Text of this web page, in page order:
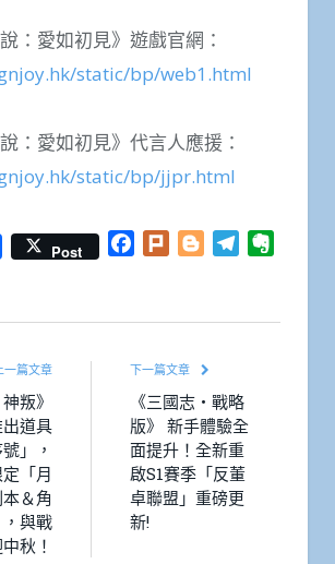
：愛如初見》遊戲官網：
static/bp/web1.html
說：愛如初見》代言人應援：
static/bp/jjpr.html
Post Facebook
Plurk BloggerTelegram
一篇文章
叛》
道具
」，
「月
＆角
與戰
秋！
下一篇文章
《三國志・戰略
版》 新手體驗全
面提升！全新重
啟S1賽季「反董
卓聯盟」重磅更
新!